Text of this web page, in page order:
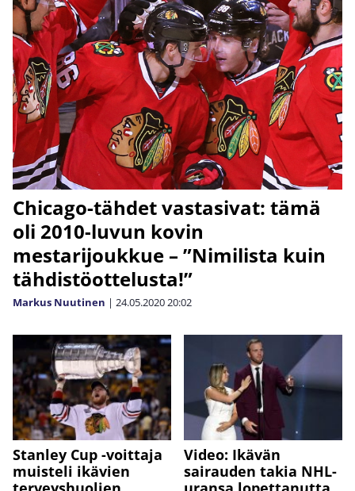
Chicago-tähdet vastasivat: tämä
oli 2010-luvun kovin
mestarijoukkue – ”Nimilista kuin
tähdistöottelusta!”
Markus Nuutinen | 24.05.202020:02
Stanley Cup -voittaja
muisteli ikävien
Video: Ikävän
sairauden takia NHL-